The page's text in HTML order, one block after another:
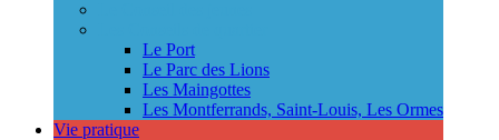
Le Port
Le Parc des Lions
Les Maingottes
Les Montferrands, Saint-Louis, Les Ormes
Vie pratique